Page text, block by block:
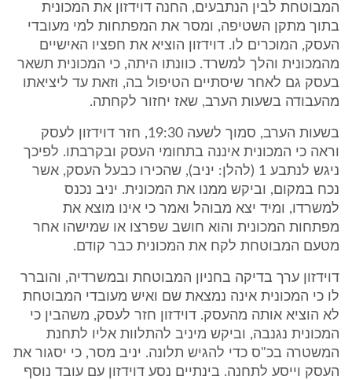
המבוטחת לבין הנתבעים, החנה דוידזון את המכונית
בתוך מתקן השטיפה, ומסר את המפתחות למי מעובדי
העסק, המוכרים לו. דוידזון הוציא את חפציו האישיים
מהמכונית והלך למשרד. כוונתו היתה, כי המכונית תשאר
בעסק גם לאחר שיסתיים הטיפול בה, וזאת עד ליציאתו
מהעבודה בשעות הערב, שאז יחזור לקחתה.
בשעות הערב, סמוך לשעה 19:30, חזר דוידזון לעסק
וראה כי המכונית איננה בתחומי העסק ובקרבתו. לפיכך
ניגש לנתבע 1 (להלן: יניב), שהכירו כבעל העסק, אשר
נכח במקום, וביקש ממנו את המכונית. יניב נכנס
למשרדו, ומיד יצא מבוהל ואמר כי אינו מוצא את
מפתחות המכונית והוא חושב שפרצו או שמישהו אחר
מטעם המבוטחת לקח את המכונית כבר קודם.
דוידזון ערך בדיקה בחניון המבוטחת ובמשרדיה, והוברר
לו כי המכונית אינה נמצאת שם ואיש מעובדי המבוטחת
לא הוציא אותה מהעסק. דוידזון חזר לעסק, משהבין כי
המכונית נגנבה, וביקש מיניב להתלוות אליו לתחנת
המשטרה בכ"ס כדי להגיש תלונה. יניב מסר, כי יסגור את
העסק וייסע לתחנה. בינתיים נסע דוידזון עם עובד נוסף